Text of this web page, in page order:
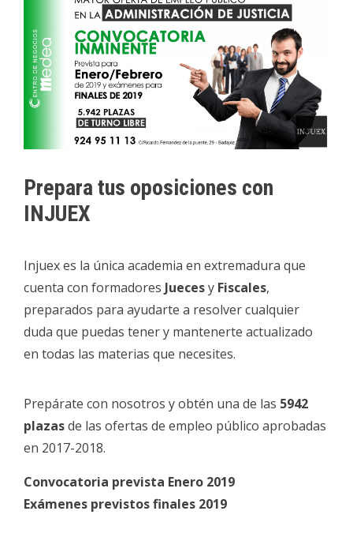
Prepara tus oposiciones con
INJUEX
Injuex es la única academia en extremadura que
cuenta con formadores Juecesy Fiscales,
preparados para ayudarte a resolver cualquier
duda que puedas tener y mantenerte actualizado
en todas las materias que necesites.
Prepárate con nosotros y obtén una de las 5942
plazasde las ofertas de empleo público aprobadas
en 2017-2018.
Convocatoria prevista Enero 2019
Exámenes previstos finales 2019